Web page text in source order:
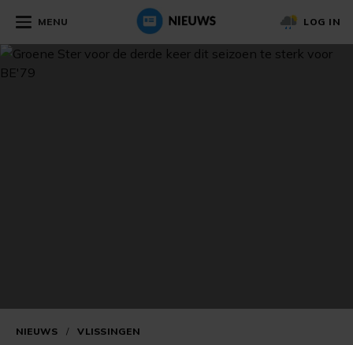
MENU LOG IN
NIEUWS / VLISSINGEN